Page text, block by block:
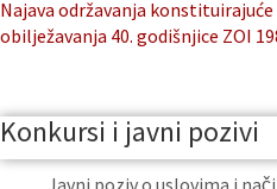
Najava održavanja
obilježavanja 40. godišnjice ZOI
Konkursi i javni pozivi